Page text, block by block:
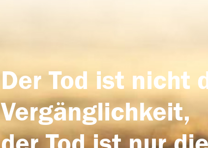
Der Tod ist nicht
Vergänglichkeit,